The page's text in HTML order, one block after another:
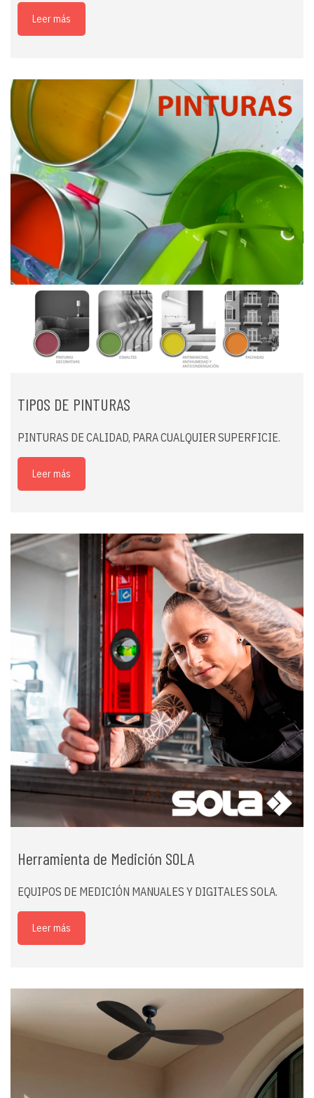
Leer más
TIPOS DE PINTURAS
PINTURAS DE CALIDAD, PARA CUALQUIER SUPERFICIE.
Leer más
Herramienta de Medición SOLA
EQUIPOS DE MEDICIÓN MANUALES Y DIGITALES SOLA.
Leer más